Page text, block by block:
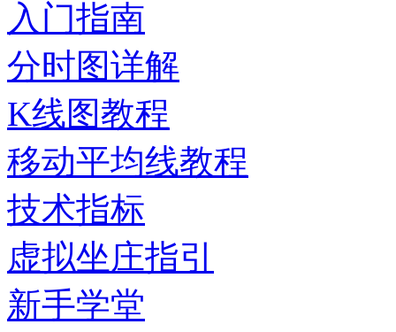
入门指南
分时图详解
K线图教程
移动平均线教程
技术指标
虚拟坐庄指引
新手学堂